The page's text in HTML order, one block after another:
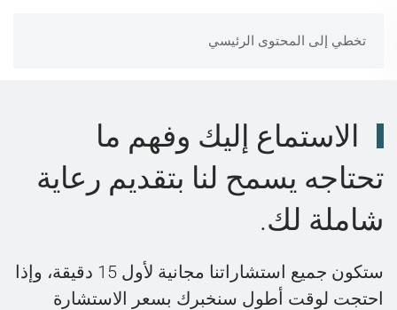
تخطي إلى المحتوى الرئيسي
الاستماع إليك وفهم ما
تحتاجه يسمح لنا بتقديم رعاية
شاملة لك.
ستكون جميع استشاراتنا مجانية لأول 15 دقيقة، وإذا
احتجت لوقت أطول سنخبرك بسعر الاستشارة